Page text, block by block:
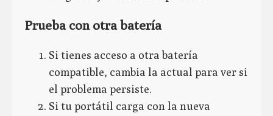
Prueba con otra batería
Si tienes acceso a otra batería
compatible, cambia la actual para ver si
el problema persiste.
Si tu portátil carga con la nueva